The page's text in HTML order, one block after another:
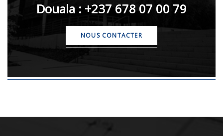
Douala : +237 678 07 00 79
NOUS CONTACTER